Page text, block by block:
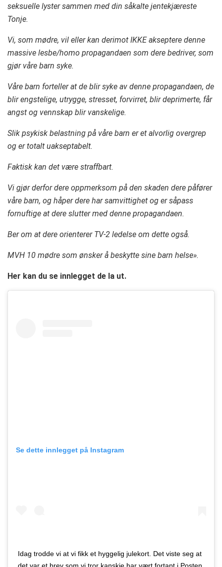
seksuelle lyster sammen med din såkalte jentekjæreste
Tonje.
Vi, som mødre, vil eller kan derimot IKKE akseptere denne
massive lesbe/homo propagandaen som dere bedriver, som
gjør våre barn syke.
Våre barn forteller at de blir syke av denne propagandaen, de
blir engstelige, utrygge, stresset, forvirret, blir deprimerte, får
angst og vennskap blir vanskelige.
Slik psykisk belastning på våre barn er et alvorlig overgrep
og er totalt uakseptabelt.
Faktisk kan det være straffbart.
Vi gjør derfor dere oppmerksom på den skaden dere påfører
våre barn, og håper dere har samvittighet og er såpass
fornuftige at dere slutter med denne propagandaen.
Ber om at dere orienterer TV-2 ledelse om dette også.
MVH 10 mødre som ønsker å beskytte sine barn helse».
Her kan du se innlegget de la ut.
Se dette innlegget på Instagram
Idag trodde vi at vi fikk et hyggelig julekort. Det viste seg at